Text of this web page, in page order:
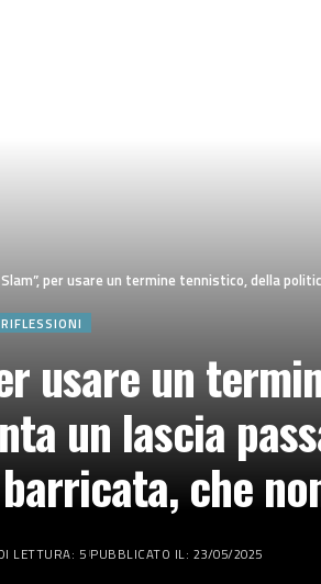
per usare un termine tennistico, della politica locale:
RIFLESSIONI
usare un
un lascia
che
LETTURA: 5 PUBBLICATO IL: 23/05/2025